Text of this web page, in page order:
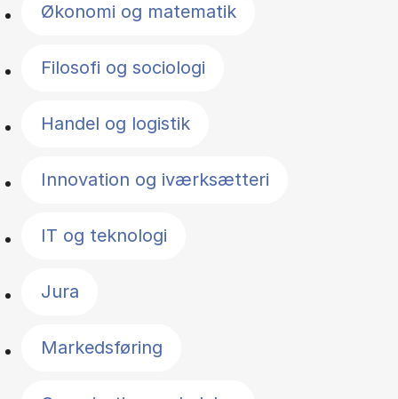
Økonomi og matematik
Filosofi og sociologi
Handel og logistik
Innovation og iværksætteri
IT og teknologi
Jura
Markedsføring